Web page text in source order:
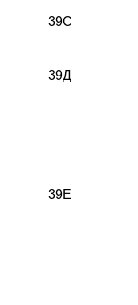
39С
39Д
39Е